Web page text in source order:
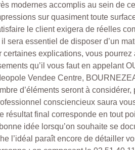
modernes accomplis au sein de
sur quasiment toute
le client exigera de réelles
sera essentiel de disposer d’un
certaines explications, vous pourrez
qu’il vous faut en appelant
Vendee Centre,
d’éléments seront à
consciencieux saura
résultat final corresponde en tout
idée lorsqu’on souhaite se
l’idéal paraît encore de détailler